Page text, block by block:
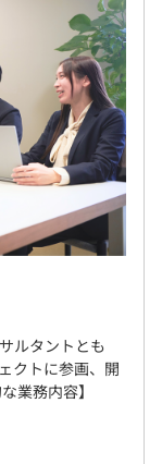
ルタントとも
クトに参画、開
業務内容】